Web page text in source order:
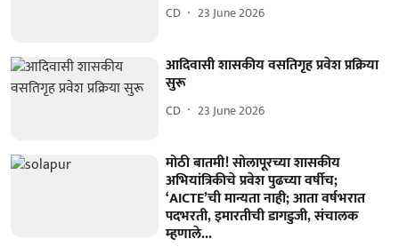
CD 23 June 2026
आदिवासी शासकीय वसतिगृह प्रवेश प्रक्रिया
सुरू
CD 23 June 2026
मोठी बातमी! सोलापूरच्या शासकीय
अभियांत्रिकीचे प्रवेश पुढच्या वर्षीच;
‘AICTE’ची मान्यता नाही; आता वर्षभरात
पदभरती, इमारतीची डागडुजी, संचालक
म्हणाले...